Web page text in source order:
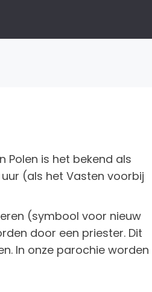
Polen is het bekend als
(als het Vasten voorbij
(symbool voor nieuw
door een priester. Dit
In onze parochie worden